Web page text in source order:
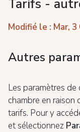
Tarifs -
Modifié le : Mar,
Autres
Les paramètres
chambre en
tarifs. Pour y
et sélectionnez